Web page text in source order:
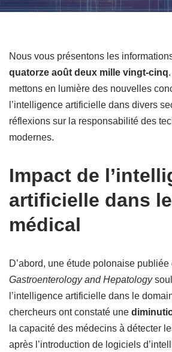
Nous vous présentons les
quatorze août deux mille vingt-cinq
mettons en lumière des nouvelles
l’intelligence artificielle dans divers
réflexions sur la responsabilité des
modernes.
Impact de
artificielle dans
médical
D’abord, une étude polonaise publiée
Gastroenterology and Hepatology
l’intelligence artificielle dans le
chercheurs ont constaté une
la capacité des médecins à détecter
après l’introduction de logiciels